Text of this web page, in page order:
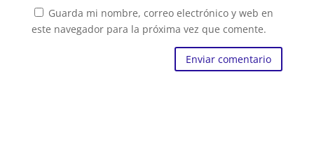
Guarda mi nombre, correo electrónico y web en
este navegador para la próxima vez que comente.
Enviar comentario